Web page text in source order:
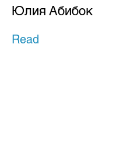
Юлия Абибок
Read